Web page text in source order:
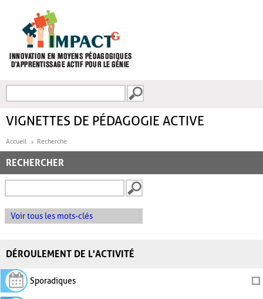
FORMULAIRE DE
VIGNETTES DE PÉDAGOGIE ACTIVE
Accueil Recherche
RECHERCHER
Voir tous les mots-clés
DÉROULEMENT DE L'ACTIVITÉ
Sporadiques